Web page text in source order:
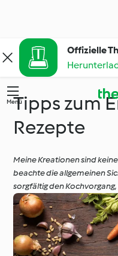
Offizielle
MenüTipps zum
Rezepte
Meine Kreationen sind
beachte die allgemeinen
sorgfältig den